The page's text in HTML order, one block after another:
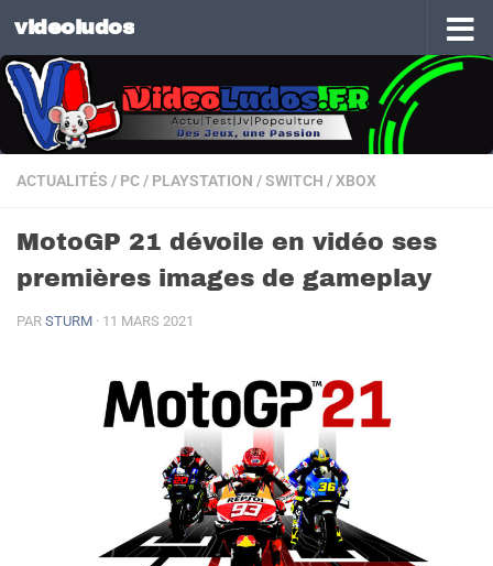
Skip to content
videoludos
ACTUALITÉS / PC/ PLAYSTATION /SWITCH /XBOX
MotoGP 21 dévoile en vidéo ses
premières images de gameplay
PAR STURM · 11 MARS 2021